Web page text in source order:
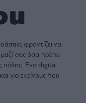
, φροντίζει να
μαζί σας όσα πρέπει
πόλης. Ένα digital
για εκείνους που